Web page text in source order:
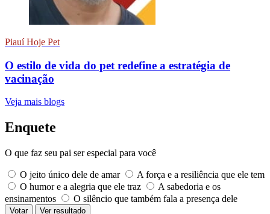
Piauí Hoje Pet
O estilo de vida do pet redefine a estratégia de
vacinação
Veja mais blogs
Enquete
O que faz seu pai ser especial para você
O jeito único dele de amar
A força e a resiliência que ele tem
O humor e a alegria que ele traz
A sabedoria e os
ensinamentos
O silêncio que também fala a presença dele
Votar Ver resultado